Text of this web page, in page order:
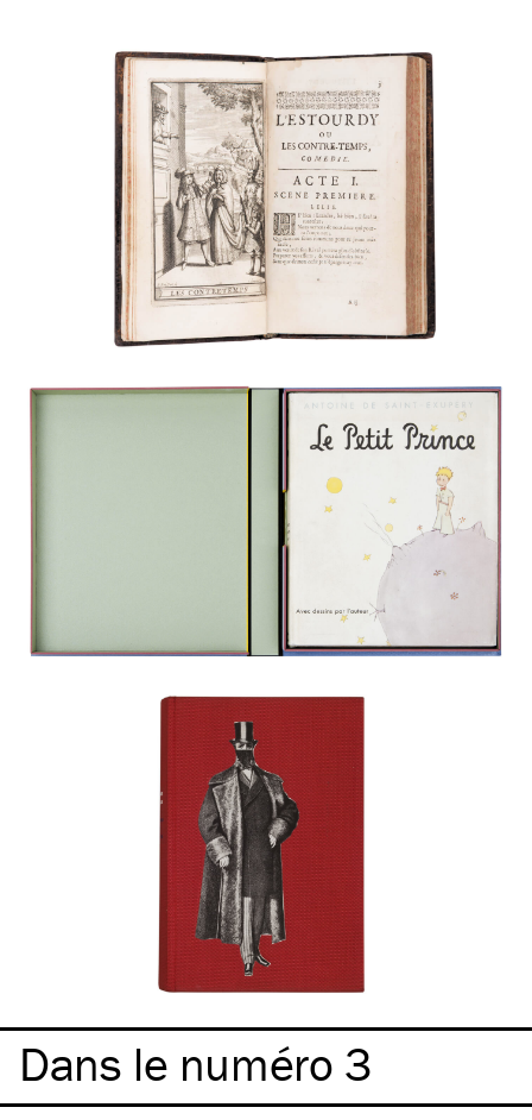
Dans le numéro 3